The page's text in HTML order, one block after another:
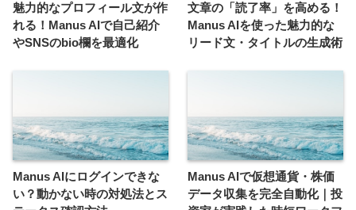
魅力的なプロフィール文が作
れる！Manus AIで自己紹介
やSNSのbio欄を最適化
文章の「読了率」を高める！
Manus AIを使った魅力的な
リード文・タイトルの生成術
Manus AIにログインできな
い？動かない時の対処法とス
Manus AIで仮想通貨・株価
データ収集を完全自動化｜投